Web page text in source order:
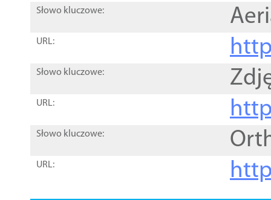
Słowo kluczowe:
URL:
Słowo kluczowe:
URL:
Słowo kluczowe:
URL: